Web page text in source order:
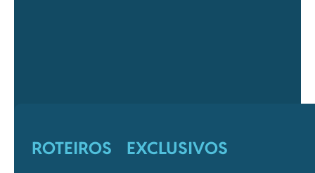
ROTEIROS EXCLUSIVOS